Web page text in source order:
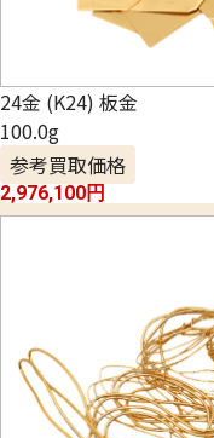
24金 (K24) 板金
100.0g
参考買取価格
2,976,100円